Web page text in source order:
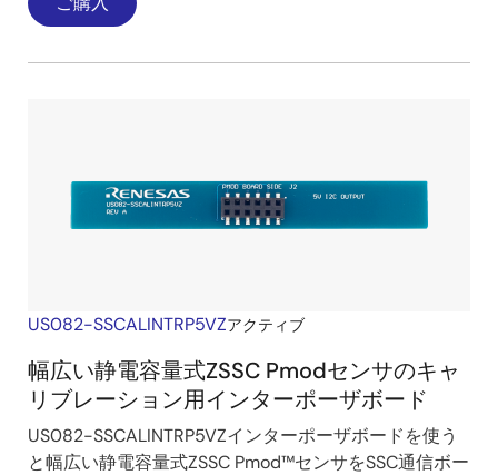
US082-SSCALINTRP5VZアクティブ
幅広い静電容量式ZSSC Pmodセンサのキャ
リブレーション用インターポーザボード
US082-SSCALINTRP5VZインターポーザボードを使う
と幅広い静電容量式ZSSC Pmod™センサをSSC通信ボー